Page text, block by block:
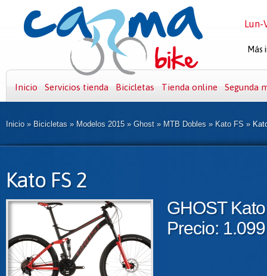
Inicio Servicios tienda Bicicletas Tienda online Segunda
Inicio » Bicicletas » Modelos 2015 » Ghost » MTB Dobles » Kato FS »
Kato FS 2
GHOST
Precio:
Lun-
Más